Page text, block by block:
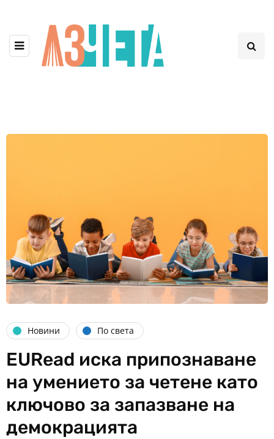
Новини По света
EURead иска припознаване
на умението за четене като
ключово за запазване на
демокрацията